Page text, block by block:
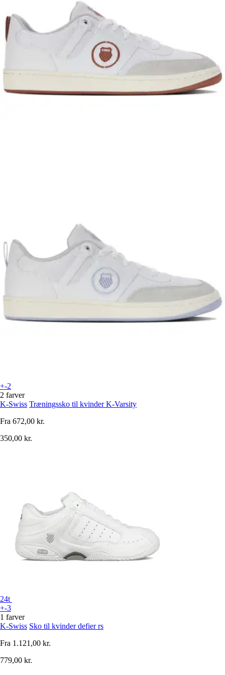
+-2
2 farver
K-Swiss Træningssko til kvinder K-Varsity
Fra 672,00 kr.
350,00 kr.
24t
+-3
1 farver
K-Swiss Sko til kvinder defier rs
Fra 1.121,00 kr.
779,00 kr.